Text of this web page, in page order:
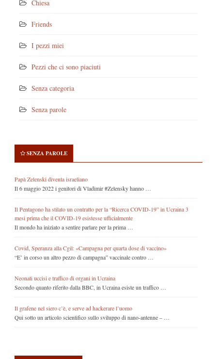
Chiesa
Friends
I pezzi miei
Pezzi che ci sono piaciuti
Senza categoria
Senza parole
SENZA PAROLE
Papà Zelenski diventa israeliano
Il 6 maggio 2022 i genitori di Vladimir #Zelensky hanno …
Il Pentagono ha stilato un contratto per la “Ricerca COVID-19” in Ucraina 3
mesi prima che il COVID-19 esistesse ufficialmente
Il mondo ha iniziato a sentire parlare per la prima …
Covid, Speranza alla Cgil: «Campagna per quarta dose di vaccino»
“E’ in corso un altro pezzo di campagna” vaccinale contro …
Neonati uccisi e traffico di organi in Ucraina
Secondo quanto riferito dalla BBC, in Ucraina esiste un traffico …
Il grafene nel siero c’è, e serve ad hackerare l’uomo
Qui sotto un articolo scientifico sullo sviluppo di nano-antenne – …